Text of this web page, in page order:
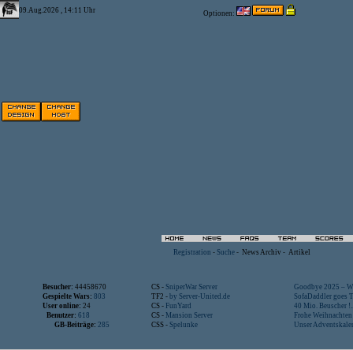
09.Aug.2026 , 14:11 Uhr Optionen:
Registration - Suche - News Archiv - Artikel
Besucher: 44458670 CS - SniperWar Server
Goodbye 2025 –
Gespielte Wars: 803 TF2 - by Server-United.de
SofaDaddler goes
User online: 24 CS - FunYard
40 Mio. Beuscher
Benutzer: 618 CS - Mansion Server
Frohe
GB-Beiträge: 285 CSS - Spelunke Unser